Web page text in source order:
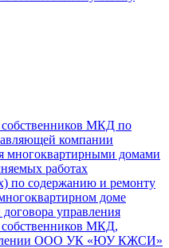
МКД по
компании
многоквартирными домами
работах
по содержанию и ремонту
доме
управления
МКД,
ООО УК «ЮУ КЖСИ»